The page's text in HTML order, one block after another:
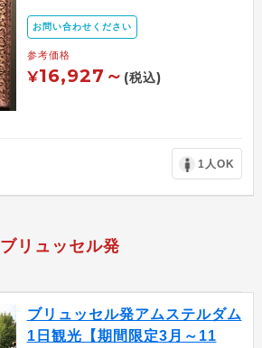
お問い合わせください
参考価格
¥16,927～ (税込)
1人OK
ブリュッセル発
ブリュッセル発アムステルダム
1日観光【期間限定3月～11